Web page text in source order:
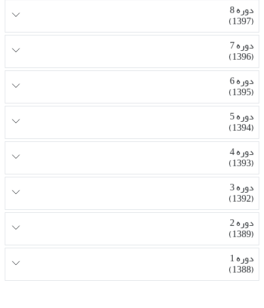
دوره 8
(1397)
دوره 7
(1396)
دوره 6
(1395)
دوره 5
(1394)
دوره 4
(1393)
دوره 3
(1392)
دوره 2
(1389)
دوره 1
(1388)